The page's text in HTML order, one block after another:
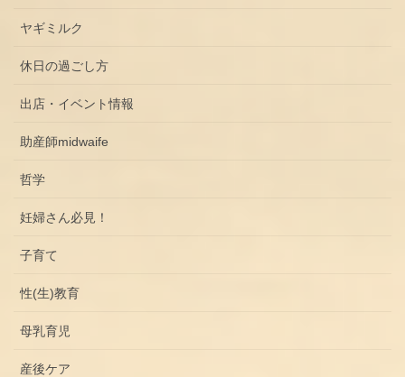
ヤギミルク
休日の過ごし方
出店・イベント情報
助産師midwaife
哲学
妊婦さん必見！
子育て
性(生)教育
母乳育児
産後ケア